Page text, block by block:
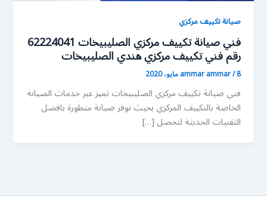
صيانة تكييف مركزي
فني صيانة تكييف مركزي الصليبيخات 62224041
رقم فني تكييف مركزي هندي الصليبيخات
ammar ammar/8 مايو، 2020
فني صيانة تكييف مركزي الصليبيخات تميز عبر خدمات الصيانة
الخاصة بالتكييف المركزي بحيث نوفر صيانة متطورة بافضل
التقنيات الحديثة لتحصل […]